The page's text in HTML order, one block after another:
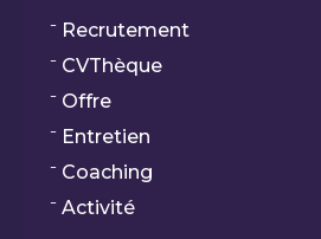
Recrutement
CVThèque
Offre
Entretien
Coaching
Activité